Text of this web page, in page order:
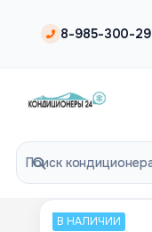
8-985-300-
В НАЛИЧИИ